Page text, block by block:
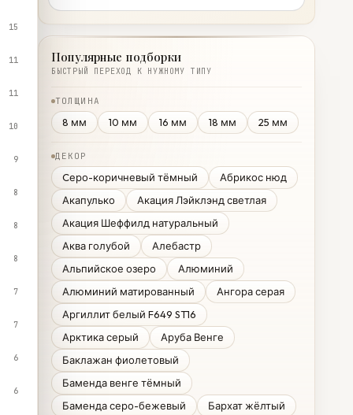
15
11
11
10
9
8
8
8
7
7
6
6
Популярные подборки
БЫСТРЫЙ ПЕРЕХОД К НУЖНОМУ ТИПУ
ТОЛЩИНА
8 мм 10 мм 16 мм 18 мм 25 мм
ДЕКОР
Cеро-коричневый тёмный
Абрикос нюд
Акапулько
Акация Лэйклэнд светлая
Акация Шеффилд натуральный
Аква голубой
Алебастр
Альпийское озеро
Алюминий
Алюминий матированный
Ангора серая
Аргиллит белый F649 ST16
Арктика серый
Аруба Венге
Баклажан фиолетовый
Баменда венге тёмный
Баменда серо-бежевый
Бархат жёлтый